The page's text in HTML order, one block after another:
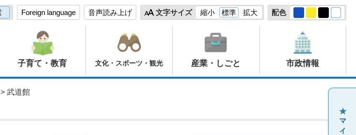
Foreign language 音声読み上げ 文字サイズ 縮小 標準 拡大 配色
子育て・教育 文化・スポーツ・観光 産業・しごと 市政情報
> 武道館